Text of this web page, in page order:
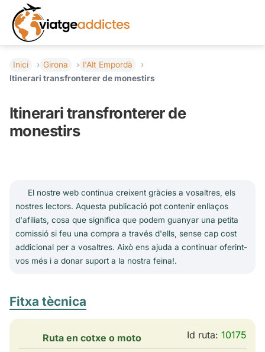
Inici Girona
l'Alt Empordà
Itinerari transfronterer de monestirs
Itinerari transfronterer de
monestirs
El nostre web continua creixent gràcies a vosaltres, els
nostres lectors. Aquesta publicació pot contenir enllaços
d'afiliats, cosa que significa que podem guanyar una petita
comissió si feu una compra a través d'ells, sense cap cost
addicional per a vosaltres. Això ens ajuda a continuar oferint-
vos més i a donar suport a la nostra feina!.
Fitxa tècnica
Ruta en cotxe o moto Id ruta: 10175